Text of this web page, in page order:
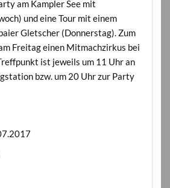
am Kampler See mit
und eine Tour mit einem
Gletscher (Donnerstag). Zum
Freitag einen Mitmachzirkus bei
ist jeweils um 11 Uhr an
bzw. um 20 Uhr zur Party